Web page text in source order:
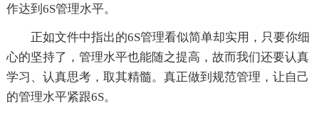
作达到6S管理水平。
正如文件中指出的6S管理看似简单却实用，只要你细
心的坚持了，管理水平也能随之提高，故而我们还要认真
学习、认真思考，取其精髓。真正做到规范管理，让自己
的管理水平紧跟6S。